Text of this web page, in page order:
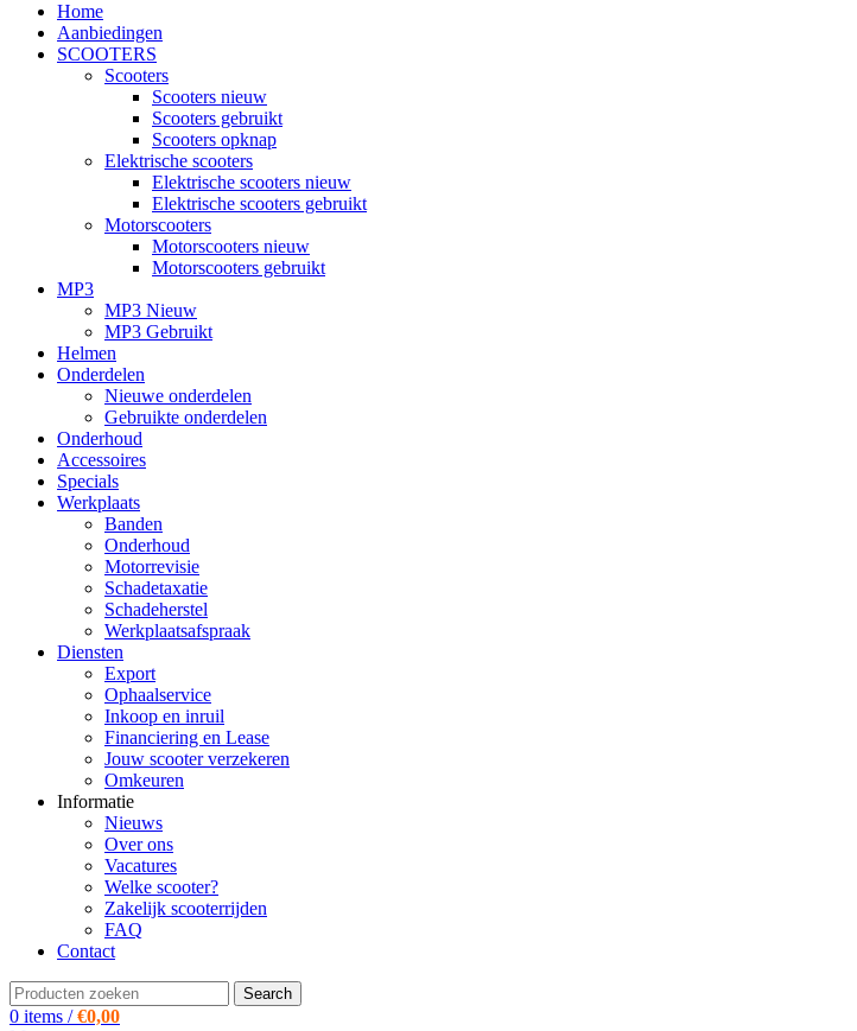
Home
Aanbiedingen
SCOOTERS
Scooters
Scooters nieuw
Scooters gebruikt
Scooters opknap
Elektrische scooters
Elektrische scooters nieuw
Elektrische scooters gebruikt
Motorscooters
Motorscooters nieuw
Motorscooters gebruikt
MP3
MP3 Nieuw
MP3 Gebruikt
Helmen
Onderdelen
Nieuwe onderdelen
Gebruikte onderdelen
Onderhoud
Accessoires
Specials
Werkplaats
Banden
Onderhoud
Motorrevisie
Schadetaxatie
Schadeherstel
Werkplaatsafspraak
Diensten
Export
Ophaalservice
Inkoop en inruil
Financiering en Lease
Jouw scooter verzekeren
Omkeuren
Informatie
Nieuws
Over ons
Vacatures
Welke scooter?
Zakelijk scooterrijden
FAQ
Contact
Search
0 items / €0,00